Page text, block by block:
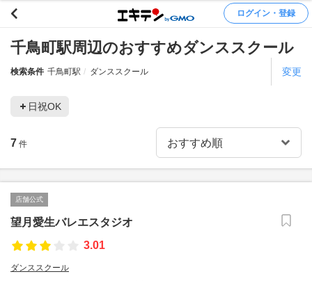
ログイン・登録
千鳥町駅周辺のおすすめダンススクール
検索条件 千鳥町駅 ダンススクール 変更
日祝OK
7 件
店舗公式
望月愛生バレエスタジオ
3.01
ダンススクール